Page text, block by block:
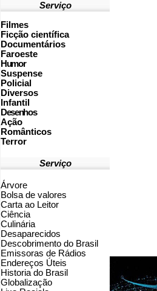
Serviço
Filmes
Ficção científica
Documentários
Faroeste
Humor
Suspense
Policial
Diversos
Infantil
Desenhos
Ação
Românticos
Terror
Serviço
Árvore
Bolsa de valores
Carta ao Leitor
Ciência
Culinária
Desaparecidos
Descobrimento do Brasil
Emissoras de Rádios
Endereços Úteis
Historia do Brasil
Globalização